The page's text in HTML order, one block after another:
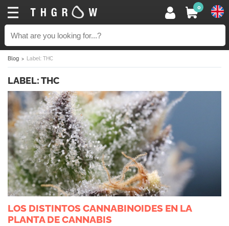
0
Blog Label: THC
LABEL: THC
LOS DISTINTOS CANNABINOIDES EN LA
PLANTA DE CANNABIS